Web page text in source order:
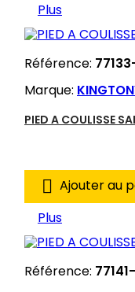
Plus
Référence:
Marque:
PIED A COULISSE
 Ajouter au
Plus
Référence: